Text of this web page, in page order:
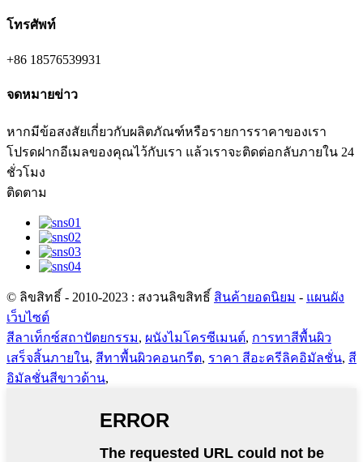
โทรศัพท์
+86 18576539931
จดหมายข่าว
หากมีข้อสงสัยเกี่ยวกับผลิตภัณฑ์หรือรายการราคาของเรา
โปรดฝากอีเมลของคุณไว้กับเรา แล้วเราจะติดต่อกลับภายใน 24
ชั่วโมง
ติดตาม
© ลิขสิทธิ์ - 2010-2023 : สงวนลิขสิทธิ์ สินค้ายอดนิยม - แผนผัง
เว็บไซต์
สีลาเท็กซ์สถาปัตยกรรม, ผนังไมโครซีเมนต์, การทาสีพื้นผิว
เสร็จสิ้นภายใน, สีทาพื้นผิวคอนกรีต, ราคา สีอะครีลิคอิมัลชั่น, สี
อิมัลชั่นสีขาวด้าน,